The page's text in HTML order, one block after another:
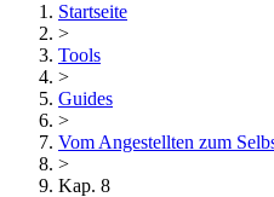
Startseite
>
Tools
>
Guides
>
Vom Angestellten zum
>
Kap. 8